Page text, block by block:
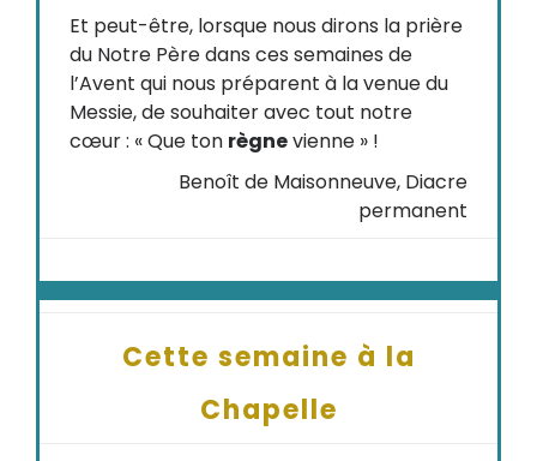
Et peut-être, lorsque nous dirons la prière
du Notre Père dans ces semaines de
l’Avent qui nous préparent à la venue du
Messie, de souhaiter avec tout notre
cœur : « Que ton règnevienne » !
Benoît de Maisonneuve, Diacre
permanent
Cette semaine à la
Chapelle